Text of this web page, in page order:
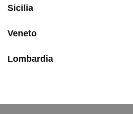
Sicilia
Veneto
Lombardia